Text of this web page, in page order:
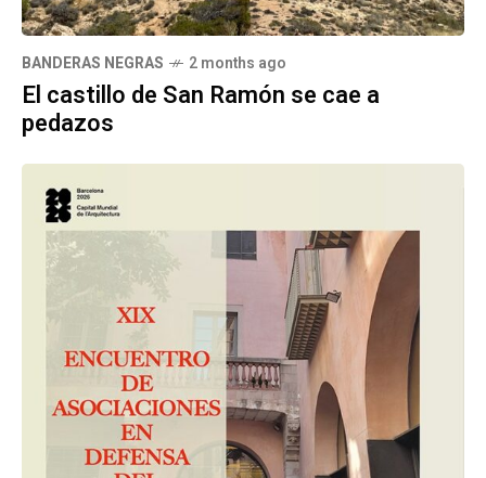
BANDERAS NEGRAS 2 months ago
El castillo de San Ramón se cae a
pedazos